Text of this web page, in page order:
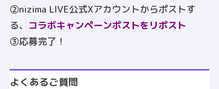
②nizima LIVE公式Xアカウントからポストす
る、 コラボキャンペーンポストをリポスト
③応募完了！
よくあるご質問